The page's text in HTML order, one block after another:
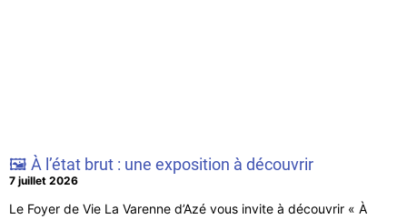
🖼️ À l’état brut : une exposition à découvrir
7 juillet 2026
Le Foyer de Vie La Varenne d’Azé vous invite à découvrir « À